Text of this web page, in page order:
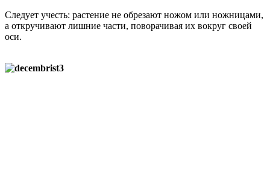
Следует учесть: растение не обрезают ножом или ножницами,
а откручивают лишние части, поворачивая их вокруг своей
оси.